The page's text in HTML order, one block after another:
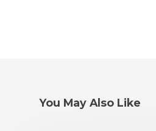
You May Also Like